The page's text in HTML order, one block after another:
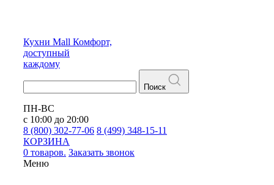
Кухни Mall Комфорт,
доступный
каждому
Поиск
ПН-ВС
с 10:00 до 20:00
8 (800) 302-77-06 8 (499) 348-15-11
КОРЗИНА
0 товаров. Заказать звонок
Меню